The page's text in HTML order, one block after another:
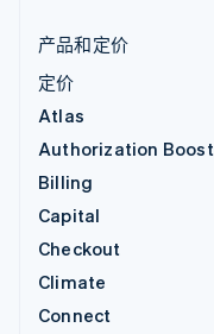
产品和定价
定价
Atlas
Authorization Boost
Billing
Capital
Checkout
Climate
Connect